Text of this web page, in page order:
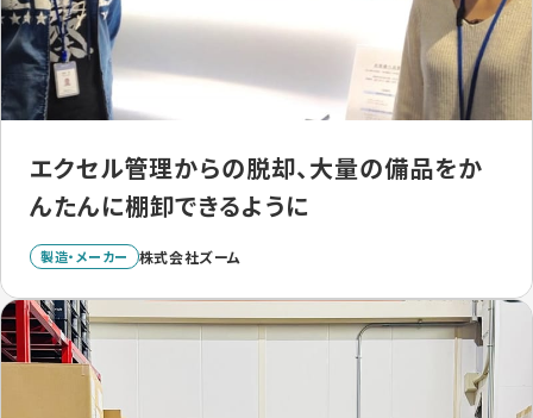
エクセル管理からの脱却、大量の備品をか
んたんに棚卸できるように
製造・メーカー 株式会社ズーム